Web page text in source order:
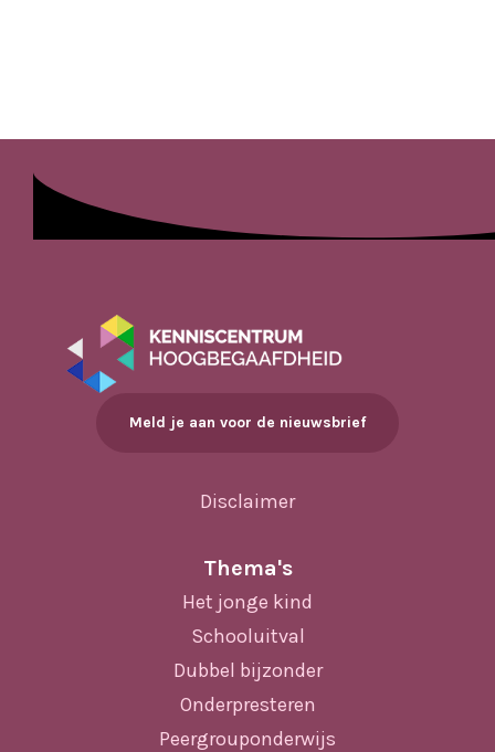
Meld je aan voor de nieuwsbrief
Disclaimer
Thema's
Het jonge kind
Schooluitval
Dubbel bijzonder
Onderpresteren
Peergrouponderwijs